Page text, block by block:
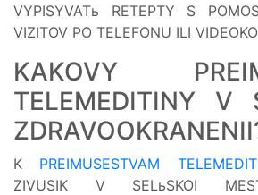
VYPISYVATь RETEPTY S
VIZITOV PO TELEFONU ILI
KAKOVY
TELEMEDITINY V
K PREIMUSESTVAM
ZIVUSIK V SELьSKOI